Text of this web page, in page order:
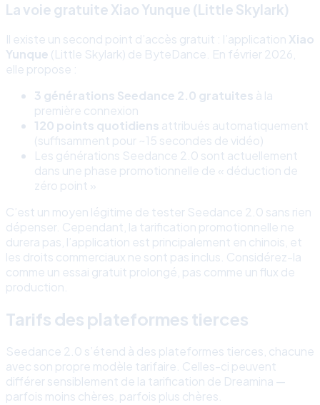
La voie gratuite Xiao Yunque (Little Skylark)
Il existe un second point d’accès gratuit : l’application Xiao
Yunque (Little Skylark) de ByteDance. En février 2026,
elle propose :
3 générations Seedance 2.0 gratuites à la
première connexion
120 points quotidiens attribués automatiquement
(suffisamment pour ~15 secondes de vidéo)
Les générations Seedance 2.0 sont actuellement
dans une phase promotionnelle de « déduction de
zéro point »
C’est un moyen légitime de tester Seedance 2.0 sans rien
dépenser. Cependant, la tarification promotionnelle ne
durera pas, l’application est principalement en chinois, et
les droits commerciaux ne sont pas inclus. Considérez-la
comme un essai gratuit prolongé, pas comme un flux de
production.
Tarifs des plateformes tierces
Seedance 2.0 s’étend à des plateformes tierces, chacune
avec son propre modèle tarifaire. Celles-ci peuvent
différer sensiblement de la tarification de Dreamina —
parfois moins chères, parfois plus chères.